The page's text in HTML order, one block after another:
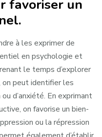
favoriser un
à les exprimer de
en psychologie et
le temps d’explorer
on peut identifier les
d’anxiété. En exprimant
on favorise un bien-
ou la répression